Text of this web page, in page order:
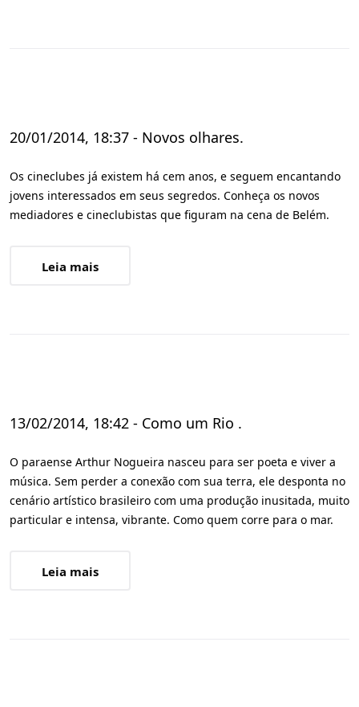
20/01/2014, 18:37 - Novos olhares.
Os cineclubes já existem há cem anos, e seguem encantando
jovens interessados em seus segredos. Conheça os novos
mediadores e cineclubistas que figuram na cena de Belém.
Leia mais
13/02/2014, 18:42 - Como um Rio .
O paraense Arthur Nogueira nasceu para ser poeta e viver a
música. Sem perder a conexão com sua terra, ele desponta no
cenário artístico brasileiro com uma produção inusitada, muito
particular e intensa, vibrante. Como quem corre para o mar.
Leia mais